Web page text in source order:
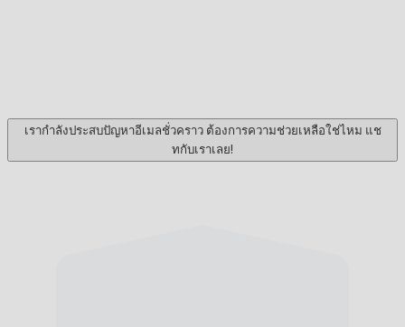
เรากำลังประสบปัญหาอีเมลชั่วคราว ต้องการความช่วยเหลือใช่ไหม แช
ทกับเราเลย!